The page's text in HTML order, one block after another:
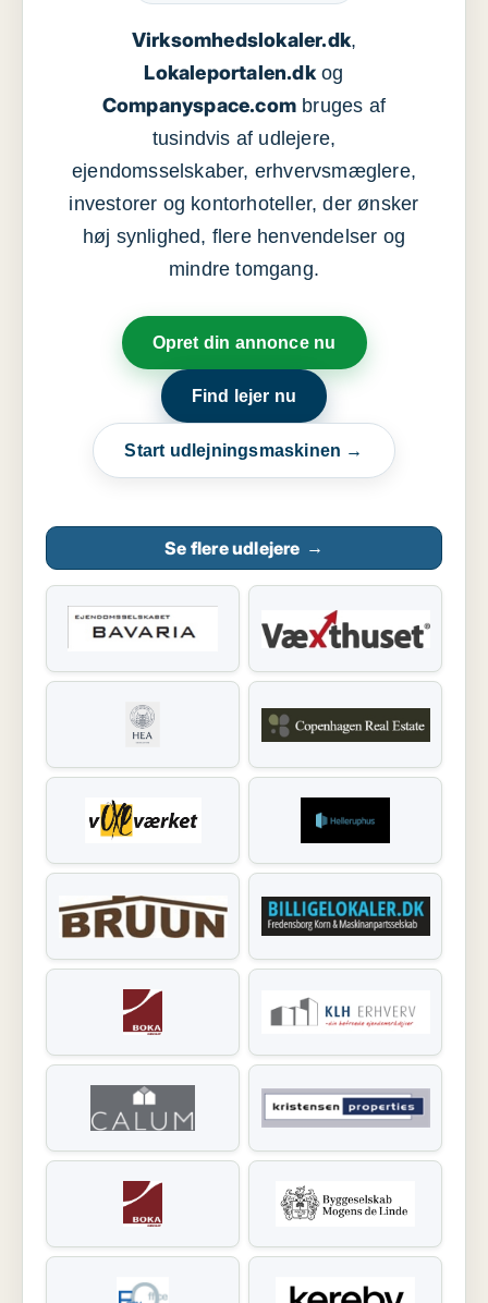
Virksomhedslokaler.dk,
Lokaleportalen.dkog
Companyspace.com bruges af
tusindvis af udlejere,
ejendomsselskaber, erhvervsmæglere,
investorer og kontorhoteller, der ønsker
høj synlighed, flere henvendelser og
mindre tomgang.
Opret din annonce nu
Find lejer nu
Start udlejningsmaskinen →
Se flere udlejere →